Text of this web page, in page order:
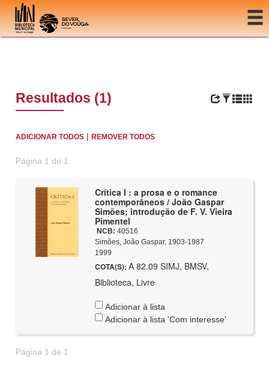
Ir para o conteúdo
Resultados (1)
ADICIONAR TODOS |REMOVER TODOS
Página 1 de 1
Crítica I : a prosa e o romance
contemporâneos / João Gaspar
Simões; introdução de F. V. Vieira
Pimentel
NCB: 40516
Simões, João Gaspar, 1903-1987
1999
COTA(S): A 82.09 SIMJ, BMSV,
Biblioteca, Livre
Adicionar à lista
Adicionar à lista 'Com interesse'
Página 1 de 1